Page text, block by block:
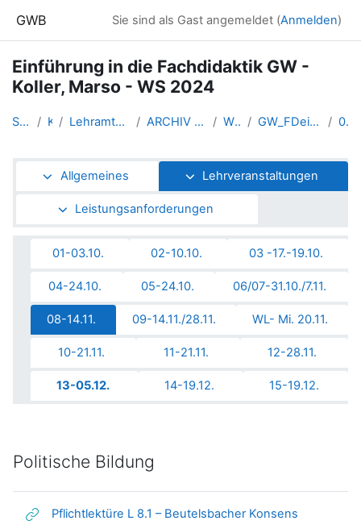
GWB Sie sind als Gast angemeldet (Anmelden)
Einführung in die Fachdidaktik GW -
Koller, Marso - WS 2024
Startseite Kurse Lehramtsausbildung GW im Clust... ARCHIV - Lehrveranstaltungen a... WS 2024/25 GW_FDeinfuehrung_KollerMarso_2... 08-14.11.
Abschnittsübersicht
Allgemeines Lehrveranstaltungen
Leistungsanforderungen
01-03.10. 02-10.10. 03 -17.-19.10.
04-24.10. 05-24.10. 06/07-31.10./7.11.
08-14.11. 09-14.11./28.11. WL- Mi. 20.11.
10-21.11. 11-21.11. 12-28.11.
13-05.12. 14-19.12. 15-19.12.
Politische Bildung
Pflichtlektüre L 8.1 – Beutelsbacher Konsens